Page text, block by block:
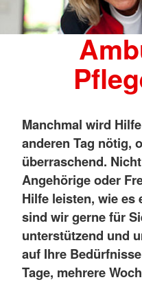
Manchmal wird
anderen Tag nötig,
überraschend.
Angehörige oder
Hilfe leisten, wie es
sind wir gerne für
unterstützend und
auf Ihre
Tage, mehrere